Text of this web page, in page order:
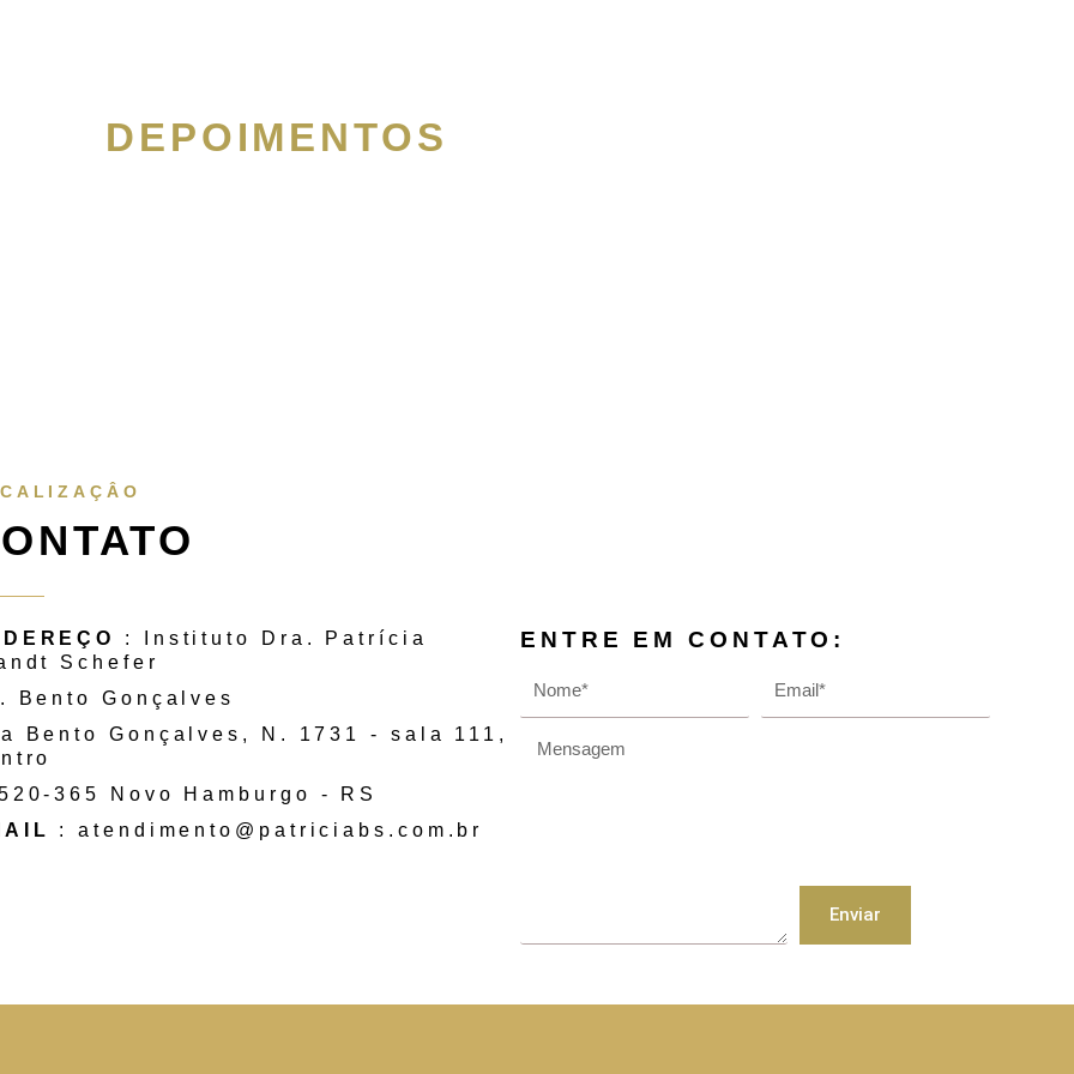
DEPOIMENTOS
: Instituto Dra. Patrícia
Schefer
Bento Gonçalves
Bento Gonçalves, N. 1731 - sala 111,
365 Novo Hamburgo - RS
: atendimento@patriciabs.com.br
ENTRE EM CONTATO:
Enviar